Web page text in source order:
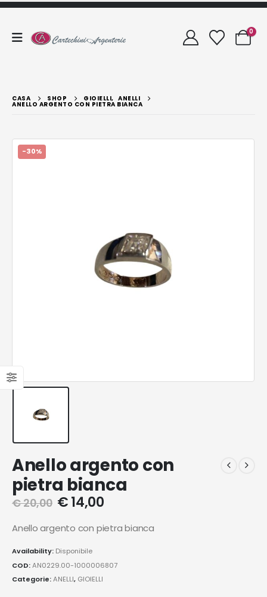
0
CASA SHOP GIOIELLI, ANELLI
ANELLO ARGENTO CON PIETRA BIANCA
-30%
Anello argento con
pietra bianca
€20,00 €14,00
Anello argento con pietra bianca
Availability: Disponibile
COD:AN0229.00-1000006807
Categorie:ANELLI, GIOIELLI